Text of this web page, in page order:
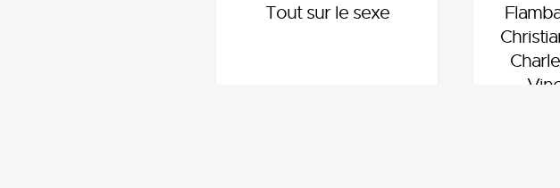
Tout sur le sexe